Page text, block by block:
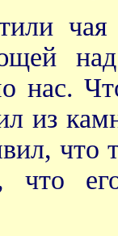
чая
нас.
из
что
что